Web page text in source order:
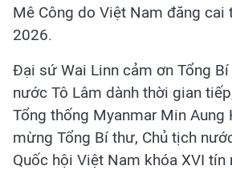
Mê Công do Việt Nam đăng cai
2026.
Đại sứ Wai Linn cảm ơn Tổng
nước Tô Lâm dành thời gian
Tổng thống Myanmar Min Aung
mừng Tổng Bí thư, Chủ tịch
Quốc hội Việt Nam khóa XVI tín